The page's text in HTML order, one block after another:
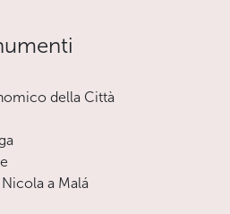
della Città
a Malá